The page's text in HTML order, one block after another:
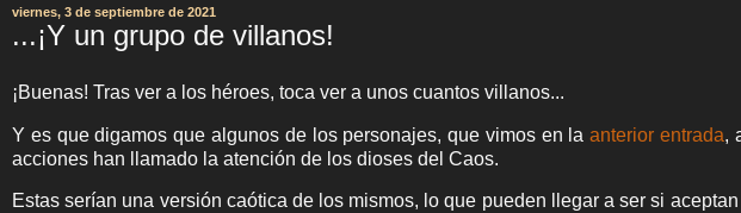
viernes, 3 de septiembre de 2021
...¡Y un grupo de villanos!
¡Buenas! Tras ver a los héroes, toca ver a unos cuantos villanos...
Y es que digamos que algunos de los personajes, que vimos en laanterior entrada,
acciones han llamado la atención de los dioses del Caos.
Estas serían una versión caótica de los mismos, lo que pueden llegar a ser si